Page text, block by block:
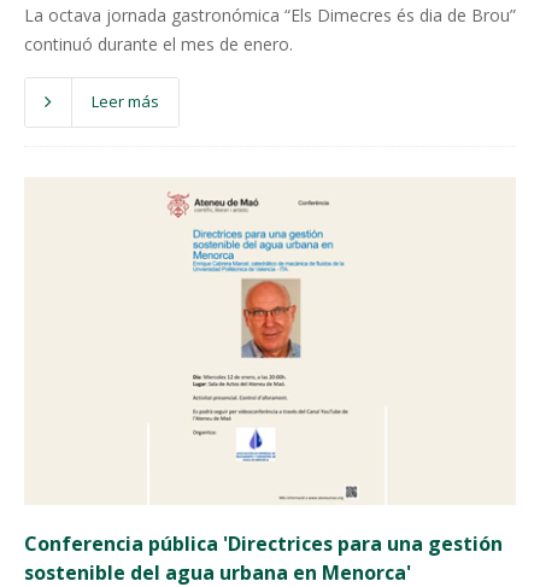
La octava jornada gastronómica “Els Dimecres és dia de Brou”
continuó durante el mes de enero.
Leer más
Conferencia pública 'Directrices para una gestión
sostenible del agua urbana en Menorca'